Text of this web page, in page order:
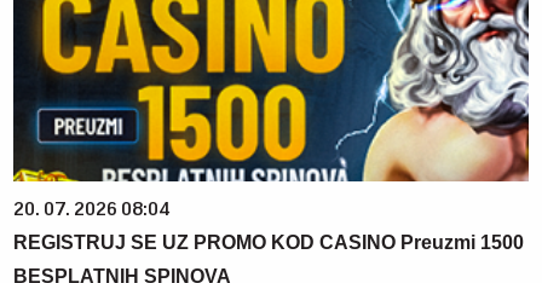
20. 07. 2026 08:04
REGISTRUJ SE UZ PROMO KOD CASINO Preuzmi 1500
BESPLATNIH SPINOVA